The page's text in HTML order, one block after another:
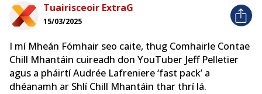
Tuairisceoir ExtraG
15/03/2025
I mí Mheán Fómhair seo caite, thug Comhairle Contae
Chill Mhantáin cuireadh don YouTuber Jeff Pelletier
agus a pháirtí Audrée Lafreniere ‘fast pack’ a
dhéanamh ar Shlí Chill Mhantáin thar thrí lá.